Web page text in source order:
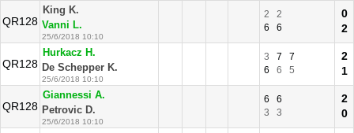
QR128
King K.
Vanni L.
25/6/2018 10:10
2
2
6
6
0
2
QR128
Hurkacz H.
De Schepper K.
25/6/2018 10:10
3 7
7
6
6 5
2
1
QR128
Giannessi A.
Petrovic D.
25/6/2018 10:10
6
6
3
3
2
0